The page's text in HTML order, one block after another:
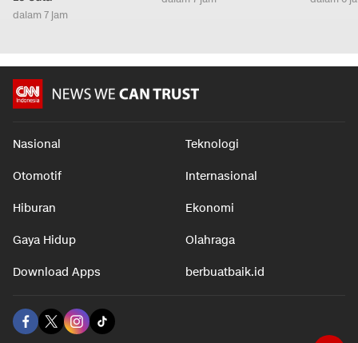
dalam 7 jam
Nasional Teknologi
Otomotif Internasional
Hiburan Ekonomi
Gaya Hidup Olahraga
Download Apps berbuatbaik.id